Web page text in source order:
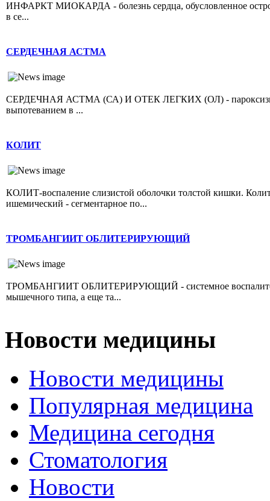
ИНФАРКТ МИОКАРДА - болезнь сердца, обусловленное острой
в се...
СЕРДЕЧНАЯ АСТМА
СЕРДЕЧНАЯ АСТМА (СА) И ОТЕК ЛЕГКИХ (ОЛ) -
выпотеванием в ...
КОЛИТ
КОЛИТ-воспаление слизистой оболочки толстой кишки.
ишемический - сегментарное по...
ТРОМБАНГИИТ ОБЛИТЕРИРУЮЩИЙ
ТРОМБАНГИИТ ОБЛИТЕРИРУЮЩИЙ - системное
мышечного типа, а еще та...
Новости медицины
Новости медицины
Популярная медицина
Медицина сегодня
Стоматология
Новости